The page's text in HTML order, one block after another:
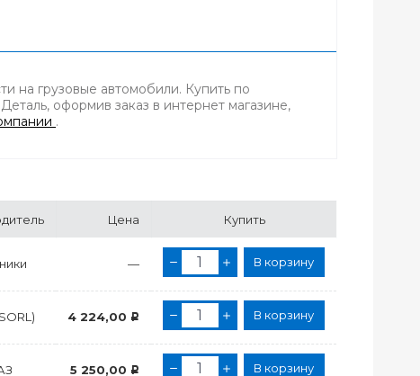
на грузовые автомобили. Купить по
оформив заказ в интернет магазине,
.
Цена Купить
— В корзину
4 224,00 Р В корзину
5 250,00 Р В корзину